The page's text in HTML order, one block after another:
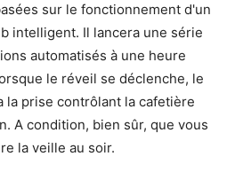
sur le fonctionnement d'un
intelligent. Il lancera une série
automatisés à une heure
le réveil se déclenche, le
prise contrôlant la cafetière
A condition, bien sûr, que vous
la veille au soir.